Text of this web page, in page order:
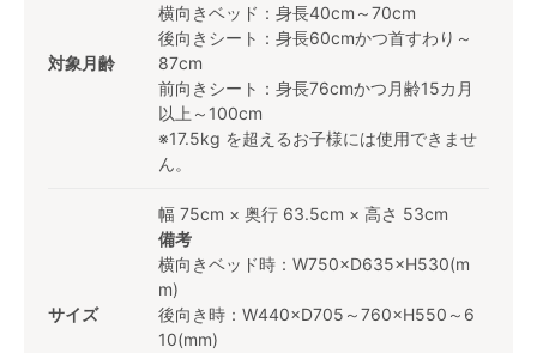
対象月齢
横向きベッド：身長40cm～70cm
後向きシート：身長60cmかつ首すわり～
87cm
前向きシート：身長76cmかつ月齢15カ月
以上～100cm
※17.5kg を超えるお子様には使用できませ
ん。
サイズ
幅 75cm × 奥行 63.5cm × 高さ 53cm
備考
横向きベッド時：W750×D635×H530(m
m)
後向き時：W440×D705～760×H550～6
10(mm)